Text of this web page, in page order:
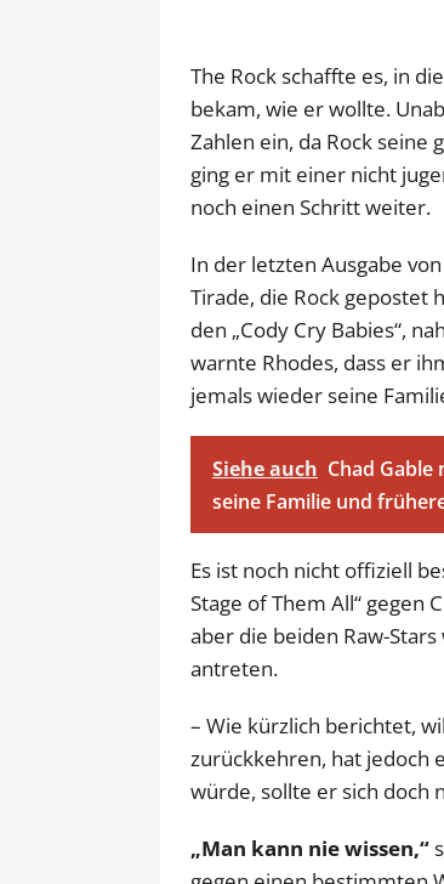
The Rock schaffte es, in
bekam, wie er wollte.
Zahlen ein, da Rock
ging er mit einer nicht
noch einen Schritt weiter.
In der letzten Ausgabe
Tirade, die Rock gepostet
den „Cody Cry Babies“,
warnte Rhodes, dass er
jemals wieder seine
Siehe auch Chad
seine Familie und
Es ist noch nicht offiziell
Stage of Them All“ gegen
aber die beiden Raw-
antreten.
– Wie kürzlich berichtet,
zurückkehren, hat jedoch
würde, sollte er sich doch
„Man kann nie wissen,“